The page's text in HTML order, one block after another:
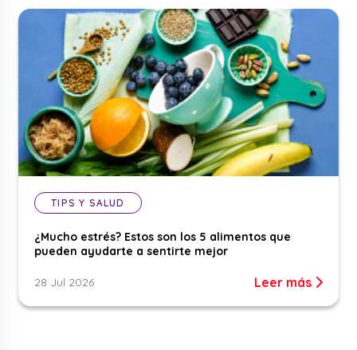
TIPS Y SALUD
¿Mucho estrés? Estos son los 5 alimentos que
pueden ayudarte a sentirte mejor
28 Jul 2026 Leer más